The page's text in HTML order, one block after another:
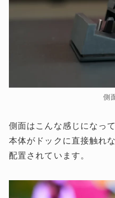
側
側面はこんな感じになって
本体がドックに直接触れ
配置されています。